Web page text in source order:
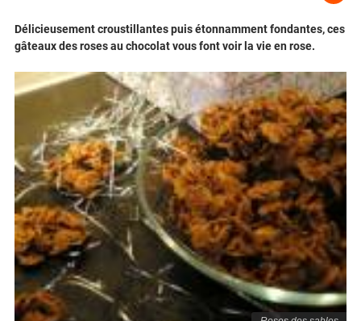
Délicieusement croustillantes puis étonnamment fondantes, ces
gâteaux des roses au chocolat vous font voir la vie en rose.